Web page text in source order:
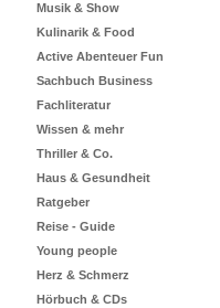
Musik & Show
Kulinarik & Food
Active Abenteuer Fun
Sachbuch Business
Fachliteratur
Wissen & mehr
Thriller & Co.
Haus & Gesundheit
Ratgeber
Reise - Guide
Young people
Herz & Schmerz
Hörbuch & CDs